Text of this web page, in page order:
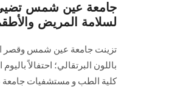
جامعة عين شمس تضيئ
لسلامة المريض
تزينت جامعة عين شمس وقصر
باللون البرتقالي؛ احتفالاً
كلية الطب و مستشفيات جامعة